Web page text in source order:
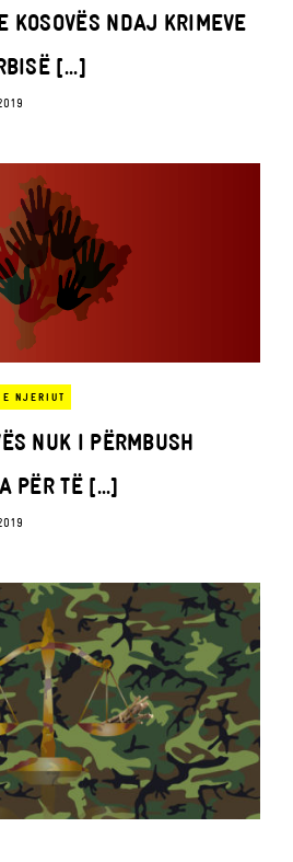
KOSOVËS NDAJ KRIMEVE
[...]
NJERIUT
NUK I PËRMBUSH
PËR TË [...]